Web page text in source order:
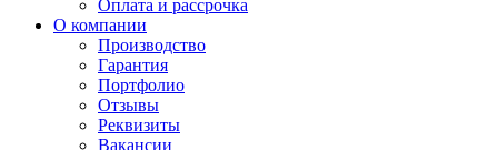
Оплата и рассрочка
О компании
Производство
Гарантия
Портфолио
Отзывы
Реквизиты
Вакансии